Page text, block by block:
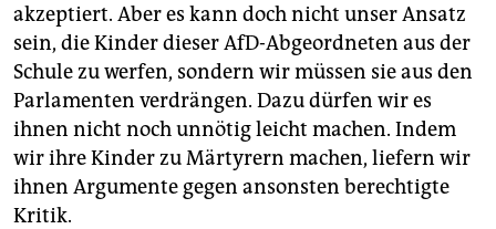
akzeptiert. Aber es kann doch nicht unser Ansatz
sein, die Kinder dieser AfD-Abgeordneten aus der
Schule zu werfen, sondern wir müssen sie aus den
Parlamenten verdrängen. Dazu dürfen wir es
ihnen nicht noch unnötig leicht machen. Indem
wir ihre Kinder zu Märtyrern machen, liefern wir
ihnen Argumente gegen ansonsten berechtigte
Kritik.